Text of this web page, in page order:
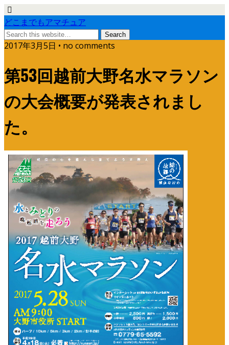
どこまでもアマチュア
2017年3月5日 • no comments
第53回越前大野名水マラソン
の大会概要が発表されまし
た。